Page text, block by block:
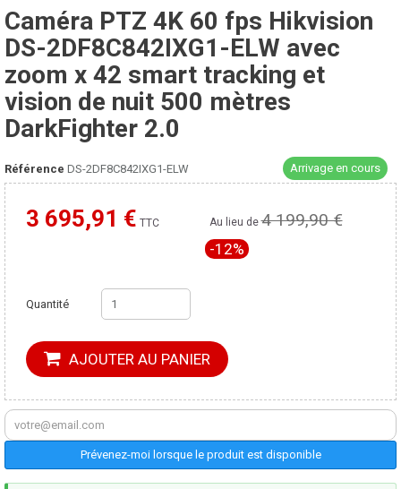
Caméra PTZ 4K 60 fps Hikvision
DS-2DF8C842IXG1-ELW avec
zoom x 42 smart tracking et
vision de nuit 500 mètres
DarkFighter 2.0
Référence DS-2DF8C842IXG1-ELW Arrivage en cours
3 695,91 € TTC
Moins cher ailleurs ? Au lieu de4 199,90 €
-12%
Quantité
AJOUTER AU PANIER
Prévenez-moi lorsque le produit est disponible